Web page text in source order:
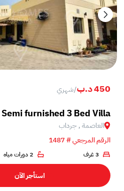
450 د.ب /شهري
furnished 3 Bed Villa
العاصمة , جرداب
الرقم المرجعي # 1487
3 غرف 2 دورات مياه
استأجر الآن